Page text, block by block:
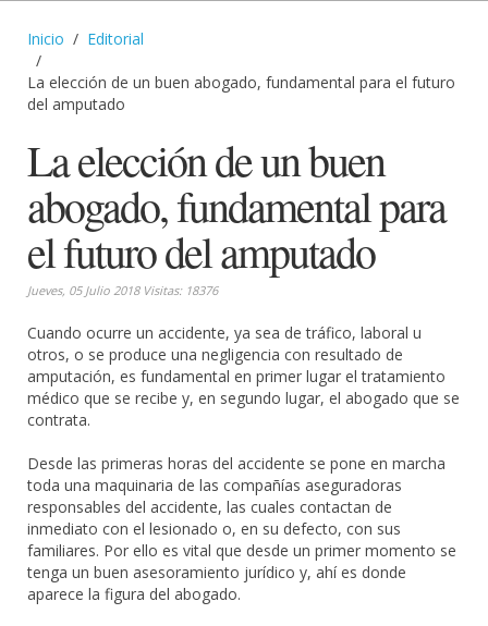
Inicio Editorial
La elección de un buen abogado, fundamental para el futuro
del amputado
La elección de un buen
abogado, fundamental para
el futuro del amputado
Jueves, 05 Julio 2018 Visitas: 18376
Cuando ocurre un accidente, ya sea de tráfico, laboral u
otros, o se produce una negligencia con resultado de
amputación, es fundamental en primer lugar el tratamiento
médico que se recibe y, en segundo lugar, el abogado que se
contrata.
Desde las primeras horas del accidente se pone en marcha
toda una maquinaria de las compañías aseguradoras
responsables del accidente, las cuales contactan de
inmediato con el lesionado o, en su defecto, con sus
familiares. Por ello es vital que desde un primer momento se
tenga un buen asesoramiento jurídico y, ahí es donde
aparece la figura del abogado.